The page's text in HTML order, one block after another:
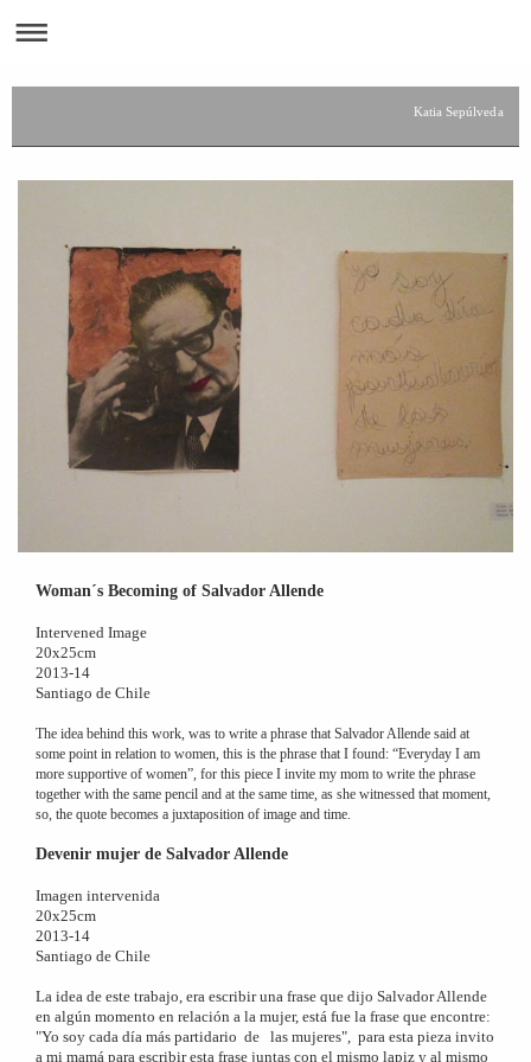
Katia Sepúlveda
Woman´s Becoming of Salvador Allende
Intervened Image
20x25cm
2013-14
Santiago de Chile
The idea behind this work, was to write a phrase that Salvador Allende said at
some point in relation to women, this is the phrase that I found: “Everyday I am
more supportive of women”, for this piece I invite my mom to write the phrase
together with the same pencil and at the same time, as she witnessed that moment,
so, the quote becomes a juxtaposition of image and time.
Devenir mujer de Salvador Allende
Imagen intervenida
20x25cm
2013-14
Santiago de Chile
La idea de este trabajo, era escribir una frase que dijo Salvador Allende
en algún momento en relación a la mujer, está fue la frase que encontre:
"Yo soy cada día más partidario de las mujeres", para esta pieza invito
a mi mamá para escribir esta frase juntas con el mismo lapiz y al mismo